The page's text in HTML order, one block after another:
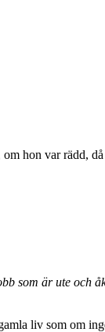
hon var rädd,
som är ute och
liv som om